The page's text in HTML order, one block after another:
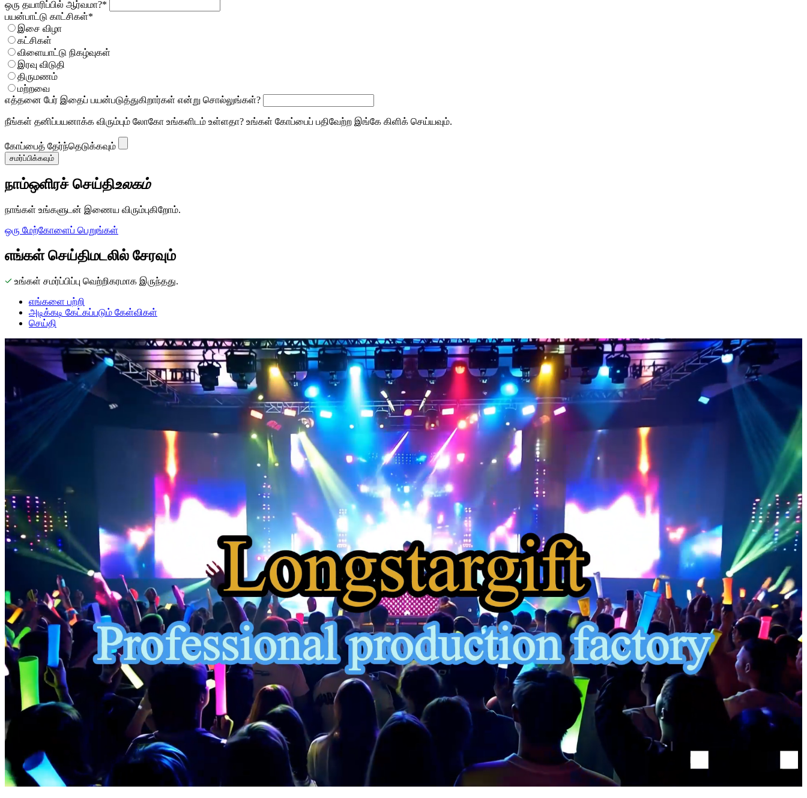
ஒரு தயாரிப்பில் ஆர்வமா?*
பயன்பாட்டு காட்சிகள்*
இசை விழா
கட்சிகள்
விளையாட்டு நிகழ்வுகள்
இரவு விடுதி
திருமணம்
மற்றவை
எத்தனை பேர் இதைப் பயன்படுத்துகிறார்கள் என்று சொல்லுங்கள்?
நீங்கள் தனிப்பயனாக்க விரும்பும் லோகோ உங்களிடம் உள்ளதா? உங்கள் கோப்பைப் பதிவேற்ற இங்கே கிளிக் செய்யவும்.
கோப்பைத் தேர்ந்தெடுக்கவும்
சமர்ப்பிக்கவும்
நாம்ஒளிரச் செய்திஉலகம்
நாங்கள் உங்களுடன் இணைய விரும்புகிறோம்.
ஒரு மேற்கோளைப் பெறுங்கள்
எங்கள் செய்திமடலில் சேரவும்
உங்கள் சமர்ப்பிப்பு வெற்றிகரமாக இருந்தது.
எங்களை பற்றி
அடிக்கடி கேட்கப்படும் கேள்விகள்
செய்தி